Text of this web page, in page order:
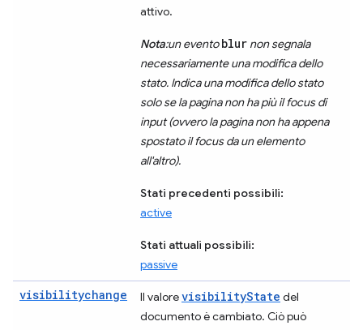
attivo.
Nota:un eventoblur non segnala
necessariamente una modifica dello
stato. Indica una modifica dello stato
solo se la pagina non ha più il focus di
input (ovvero la pagina non ha appena
spostato il focus da un elemento
all'altro).
Stati precedenti possibili:
active
Stati attuali possibili:
passive
visibilitychange Il valorevisibilityState del
documento è cambiato. Ciò può